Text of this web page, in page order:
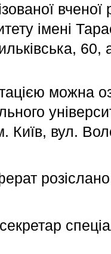
імені
60,
можна
Київ, вул.